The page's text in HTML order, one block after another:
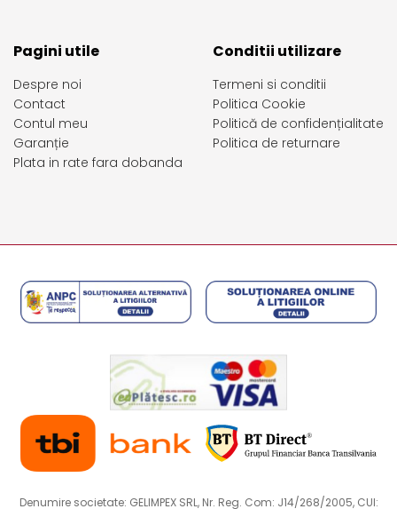
Pagini utile
Despre noi
Contact
Contul meu
Garanție
Plata in rate fara dobanda
Conditii utilizare
Termeni si conditii
Politica Cookie
Politică de confidențialitate
Politica de returnare
Denumire societate: GELIMPEX SRL, Nr. Reg. Com: J14/268/2005, CUI: